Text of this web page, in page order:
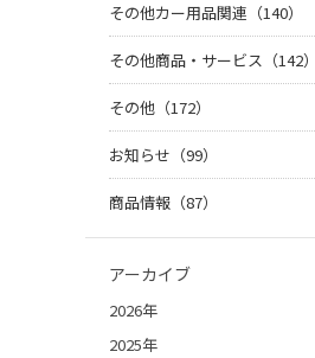
その他カー用品関連（140）
その他商品・サービス（142）
その他（172）
お知らせ（99）
商品情報（87）
アーカイブ
2026年
2025年